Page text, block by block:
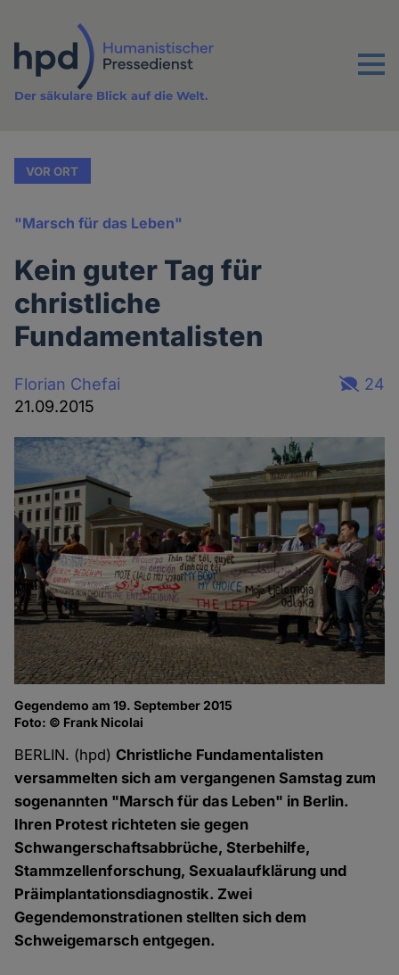
Inhalt
Menu
Der säkulare Blick auf die Welt.
VOR ORT
"Marsch für das Leben"
Kein guter Tag für
christliche
Fundamentalisten
Florian Chefai
21.09.2015
24
Gegendemo am 19. September 2015
Foto: © Frank Nicolai
BERLIN. (hpd)Christliche Fundamentalisten
versammelten sich am vergangenen Samstag zum
sogenannten "Marsch für das Leben" in Berlin.
Ihren Protest richteten sie gegen
Schwangerschaftsabbrüche, Sterbehilfe,
Stammzellenforschung, Sexualaufklärung und
Präimplantationsdiagnostik. Zwei
Gegendemonstrationen stellten sich dem
Schweigemarsch entgegen.